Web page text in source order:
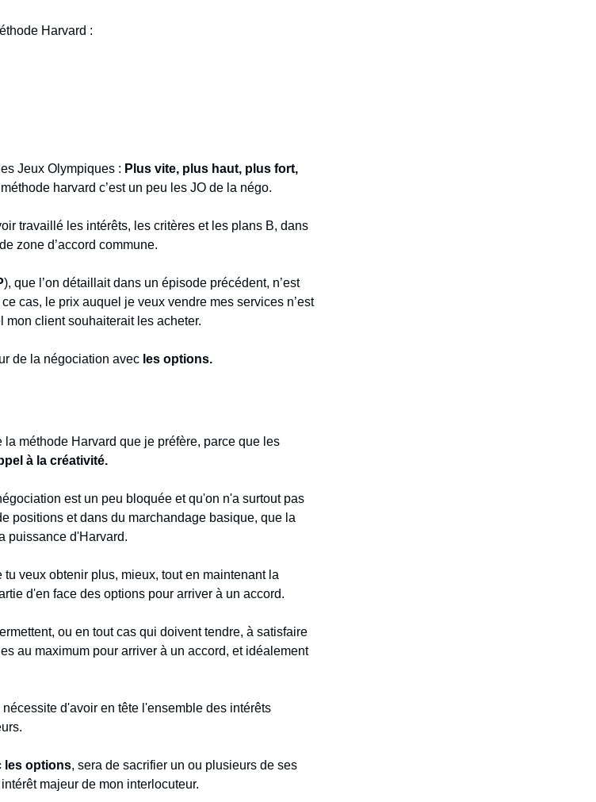
Harvard :
Jeux Olympiques : Plus vite, plus haut, plus fort,
harvard c’est un peu les JO de la négo.
travaillé les intérêts, les critères et les plans B, dans
zone d’accord commune.
), que l’on détaillait dans un épisode précédent, n’est
cas, le prix auquel je veux vendre mes services n’est
client souhaiterait les acheter.
de la négociation avec les options.
méthode Harvard que je préfère, parce que les
à la créativité.
est un peu bloquée et qu'on n'a surtout pas
positions et dans du marchandage basique, que la
puissance d'Harvard.
veux obtenir plus, mieux, tout en maintenant la
d'en face des options pour arriver à un accord.
ou en tout cas qui doivent tendre, à satisfaire
au maximum pour arriver à un accord, et idéalement
nécessite d'avoir en tête l'ensemble des intérêts
les options, sera de sacrifier un ou plusieurs de ses
majeur de mon interlocuteur.